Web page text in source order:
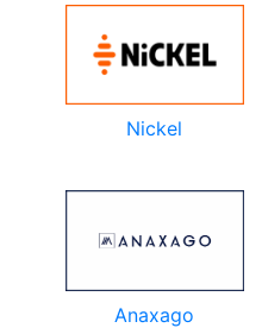
Nickel
Anaxago